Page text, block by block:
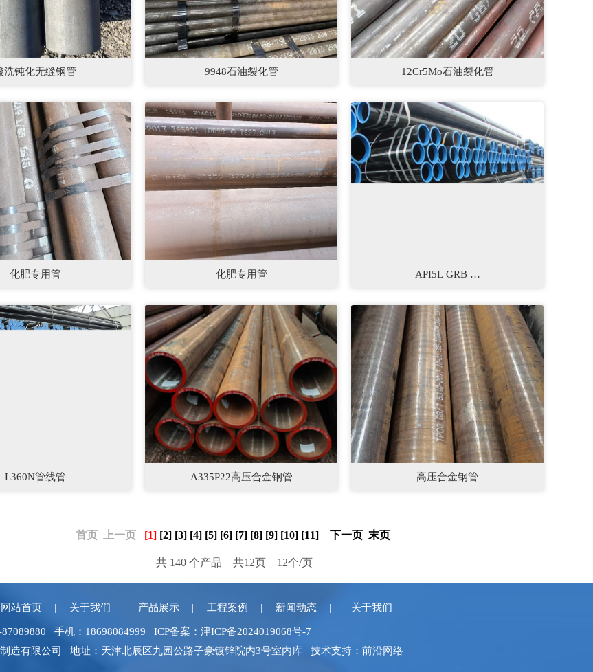
洗钝化无缝钢管 9948石油裂化管 12Cr5Mo石油裂化管
化肥专用管 化肥专用管 ‌API5L GRB …
L360N管线管 A335P22高压合金钢管 高压合金钢管
首页 上一页 [1] [2] [3] [4] [5] [6] [7] [8] [9] [10] [11] 下一页 末页
共 140 个产品 共12页 12个/页
网站首页 关于我们 产品展示 工程案例 新闻动态 关于我们
87089880 手机：18698084999 ICP备案： 津ICP备2024019068号-7
造有限公司 地址：天津北辰区九园公路子豪镀锌院内3号室内库 技术支持：前沿网络